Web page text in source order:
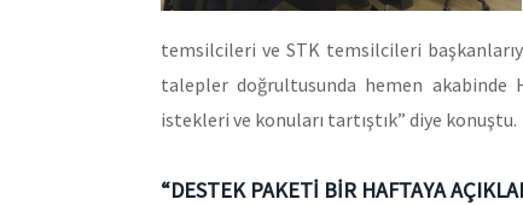
temsilcileri ve STK temsilcileri
talepler doğrultusunda hemen akabinde
istekleri ve konuları tartıştık” diye konuştu.
“DESTEK PAKETİ BİR HAFTAYA